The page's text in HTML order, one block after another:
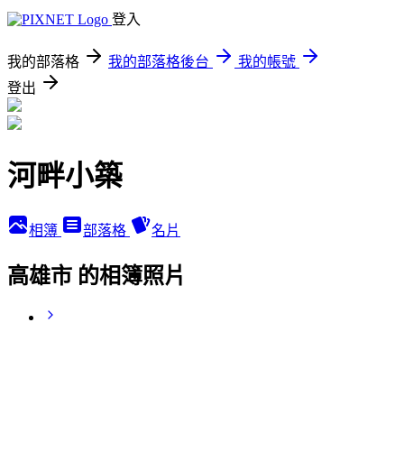
登入
我的部落格 我的部落格後台
我的帳號
登出
河畔小築
相簿 部落格 名片
高雄市 的相簿照片